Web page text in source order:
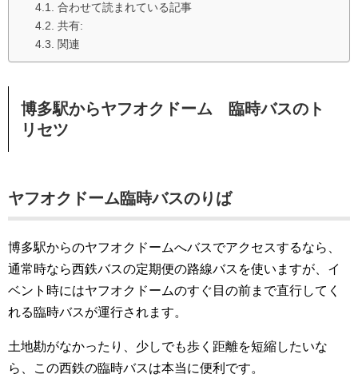
合わせて読まれている記事
共有:
関連
博多駅からヤフオクドーム 臨時バスのト
リセツ
ヤフオクドーム臨時バスのりば
博多駅からのヤフオクドームへバスでアクセスするなら、
通常時なら西鉄バスの定期便の路線バスを使いますが、イ
ベント時にはヤフオクドームのすぐ目の前まで直行してく
れる臨時バスが運行されます。
土地勘がなかったり、少しでも歩く距離を短縮したいな
ら、この西鉄の臨時バスは本当に便利です。